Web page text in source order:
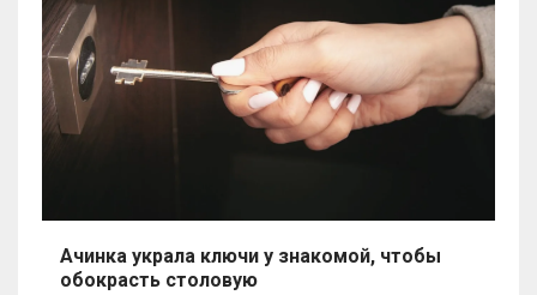
Ачинка украла ключи у знакомой, чтобы
обокрасть столовую